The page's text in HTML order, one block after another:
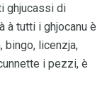
ghjucassi di
à tutti i ghjocanu è
bingo, licenzja,
i pezzi, è